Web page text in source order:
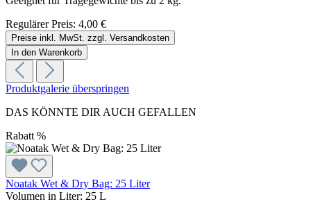
Regulärer Preis: 4,00 €
Preise inkl. MwSt. zzgl. Versandkosten
In den Warenkorb
Produktgalerie überspringen
DAS KÖNNTE DIR AUCH GEFALLEN
Rabatt %
Noatak Wet & Dry Bag: 25 Liter
Volumen in Liter: 25 L